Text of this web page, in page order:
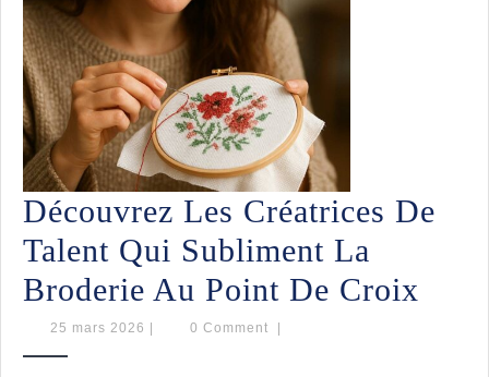
Découvrez Les Créatrices De
Talent Qui Subliment La
Broderie Au Point De Croix
25 mars 2026 25
0 Comment